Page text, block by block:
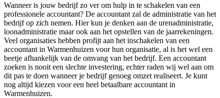
Wanneer is jouw bedrijf zo ver om hulp in te schakelen van een
professionele accountant? De accountant zal de administratie van het
bedrijf op zich nemen. Hier kun je denken aan de urenadministratie,
loonadministratie maar ook aan het opstellen van de jaarrekeningen.
Veel organisaties hebben profijt aan het inschakelen van een
accountant in Warmenhuizen voor hun organisatie, al is het wel een
beetje afhankelijk van de omvang van het bedrijf. Een accountant
zoeken is nooit een slechte investering, echter raden wij wel aan om
dit pas te doen wanneer je bedrijf genoeg omzet realiseert. Je kunt
nog altijd kiezen voor een heel betaalbare accountant in
Warmenhuizen.